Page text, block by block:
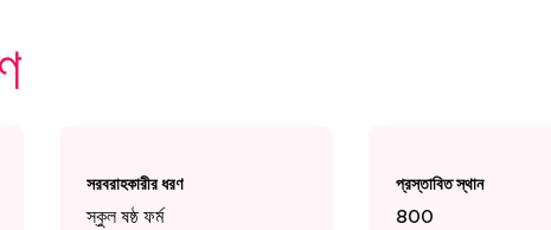
টিপুন।
সরবরাহকারীর ধরণ
স্কুল ষষ্ঠ ফর্ম
প্রস্তাবিত স্থান
800